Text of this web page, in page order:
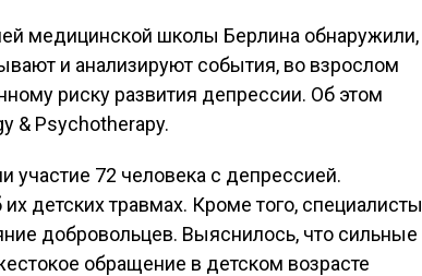
медицинской школы Берлина обнаружили,
и анализируют события, во взрослом
риску развития депрессии. Об этом
& Psychotherapy.
участие 72 человека с депрессией.
детских травмах. Кроме того, специалисты
добровольцев. Выяснилось, что сильные
обращение в детском возрасте